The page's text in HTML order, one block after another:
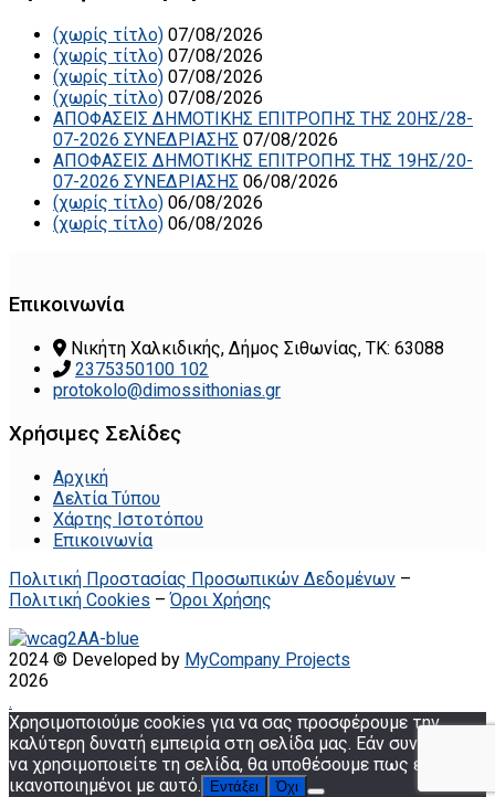
(χωρίς τίτλο) 07/08/2026
(χωρίς τίτλο) 07/08/2026
(χωρίς τίτλο) 07/08/2026
(χωρίς τίτλο) 07/08/2026
ΑΠΟΦΑΣΕΙΣ ΔΗΜΟΤΙΚΗΣ ΕΠΙΤΡΟΠΗΣ ΤΗΣ 20ΗΣ/28-
07-2026 ΣΥΝΕΔΡΙΑΣΗΣ 07/08/2026
ΑΠΟΦΑΣΕΙΣ ΔΗΜΟΤΙΚΗΣ ΕΠΙΤΡΟΠΗΣ ΤΗΣ 19ΗΣ/20-
07-2026 ΣΥΝΕΔΡΙΑΣΗΣ 06/08/2026
(χωρίς τίτλο) 06/08/2026
(χωρίς τίτλο) 06/08/2026
Επικοινωνία
Νικήτη Χαλκιδικής, Δήμος Σιθωνίας, ΤΚ: 63088
2375350100 102
protokolo@dimossithonias.gr
Χρήσιμες Σελίδες
Αρχική
Δελτία Τύπου
Χάρτης Ιστοτόπου
Επικοινωνία
Πολιτική Προστασίας Προσωπικών Δεδομένων –
Πολιτική Cookies –Όροι Χρήσης
2024 © Developed by MyCompany Projects
2026
.
Χρησιμοποιούμε cookies για να σας προσφέρουμε την
καλύτερη δυνατή εμπειρία στη σελίδα μας. Εάν συνεχίσετε
να χρησιμοποιείτε τη σελίδα, θα υποθέσουμε πως είστε
ικανοποιημένοι με αυτό.
Εντάξει Όχι